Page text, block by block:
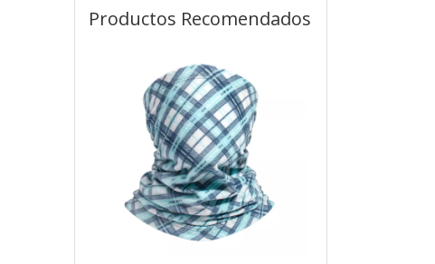
Productos Recomendados